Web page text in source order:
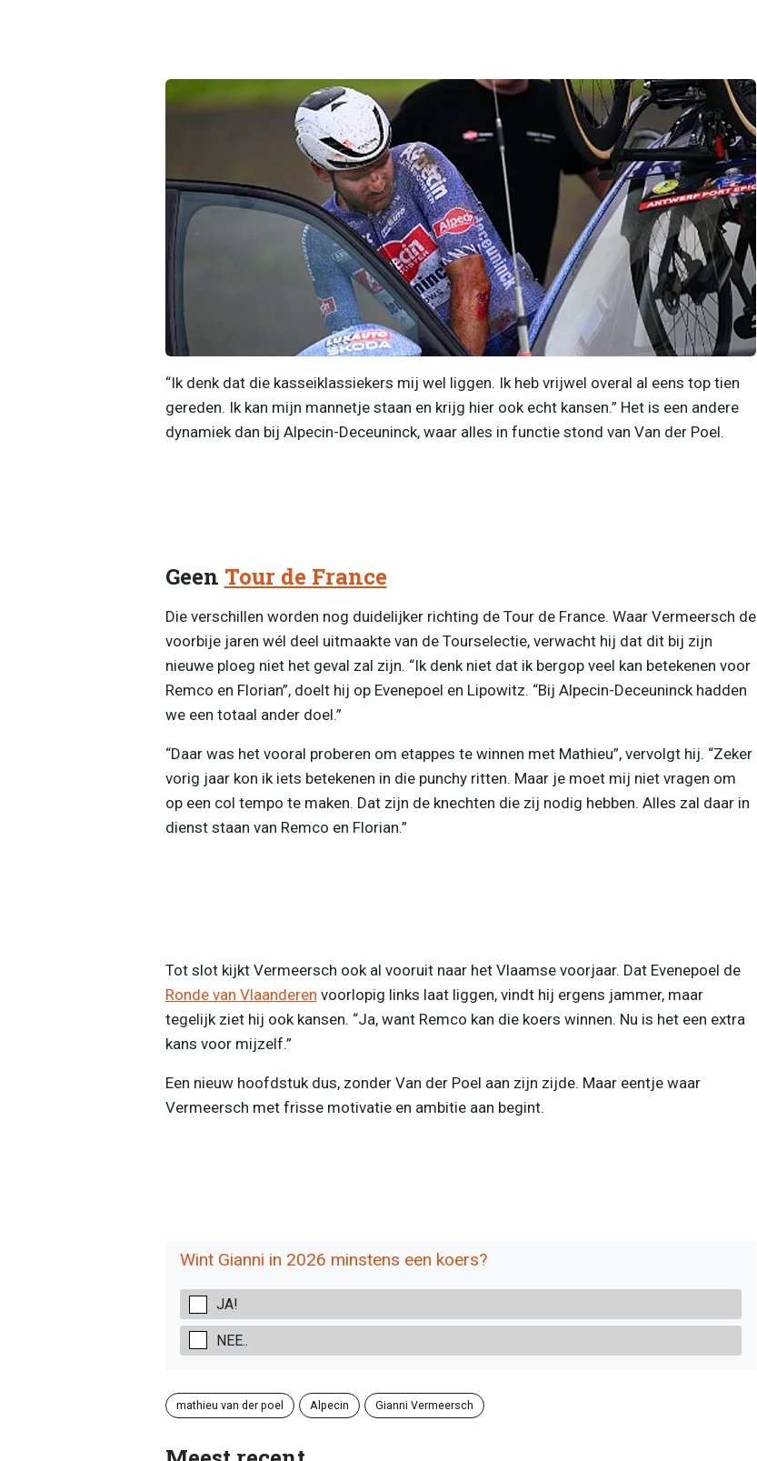
“Ik denk dat die kasseiklassiekers mij wel liggen. Ik heb vrijwel overal al eens top tien
gereden. Ik kan mijn mannetje staan en krijg hier ook echt kansen.” Het is een andere
dynamiek dan bij Alpecin-Deceuninck, waar alles in functie stond van Van der Poel.
Geen Tour de France
Die verschillen worden nog duidelijker richting de Tour de France. Waar Vermeersch de
voorbije jaren wél deel uitmaakte van de Tourselectie, verwacht hij dat dit bij zijn
nieuwe ploeg niet het geval zal zijn. “Ik denk niet dat ik bergop veel kan betekenen voor
Remco en Florian”, doelt hij op Evenepoel en Lipowitz. “Bij Alpecin-Deceuninck hadden
we een totaal ander doel.”
“Daar was het vooral proberen om etappes te winnen met Mathieu”, vervolgt hij. “Zeker
vorig jaar kon ik iets betekenen in die punchy ritten. Maar je moet mij niet vragen om
op een col tempo te maken. Dat zijn de knechten die zij nodig hebben. Alles zal daar in
dienst staan van Remco en Florian.”
Tot slot kijkt Vermeersch ook al vooruit naar het Vlaamse voorjaar. Dat Evenepoel de
Ronde van Vlaanderen voorlopig links laat liggen, vindt hij ergens jammer, maar
tegelijk ziet hij ook kansen. “Ja, want Remco kan die koers winnen. Nu is het een extra
kans voor mijzelf.”
Een nieuw hoofdstuk dus, zonder Van der Poel aan zijn zijde. Maar eentje waar
Vermeersch met frisse motivatie en ambitie aan begint.
Wint Gianni in 2026 minstens een koers?
JA!
NEE..
mathieu van der poel Alpecin Gianni Vermeersch